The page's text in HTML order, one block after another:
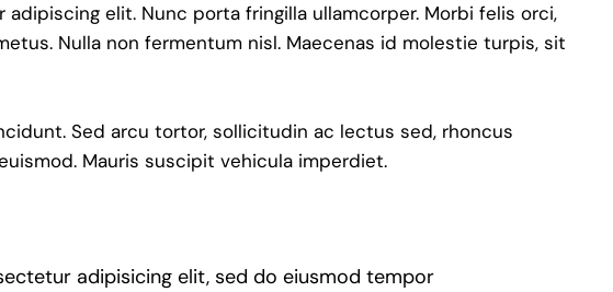
elit. Nunc porta fringilla ullamcorper. Morbi felis orci,
Nulla non fermentum nisl. Maecenas id molestie turpis, sit
Sed arcu tortor, sollicitudin ac lectus sed, rhoncus
Mauris suscipit vehicula imperdiet.
adipisicing elit, sed do eiusmod tempor